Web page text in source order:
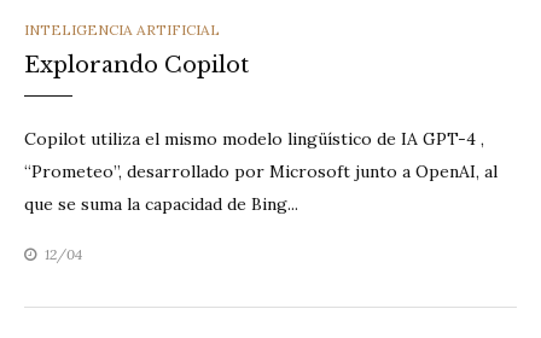
CATEGORIES
INTELIGENCIA ARTIFICIAL
Explorando Copilot
Copilot utiliza el mismo modelo lingüístico de IA GPT-4 ,
“Prometeo”, desarrollado por Microsoft junto a OpenAI, al
que se suma la capacidad de Bing...
12/04